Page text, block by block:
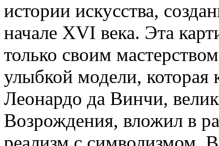
истории искусства,
начале XVI века. Эта
только своим
улыбкой модели,
Леонардо да Винчи,
Возрождения, вложил в